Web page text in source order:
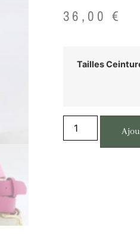
36,00€
Tailles